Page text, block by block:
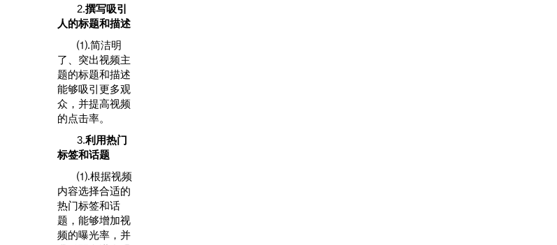
2‌.撰写吸引
人的标题和描述‌
⑴.简洁明
了、突出视频主
题的标题和描述
能够吸引更多观
众，并提高视频
的点击率。
‌3.利用热门
标签和话题‌
⑴.根据视频
内容选择合适的
热门标签和话
题，能够增加视
频的曝光率，并